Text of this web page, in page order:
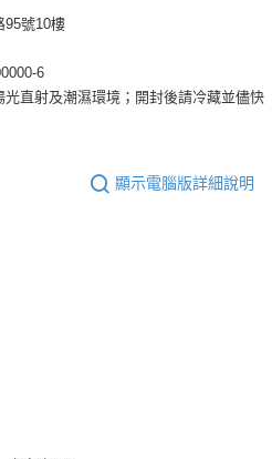
95號10樓
6
直射及潮濕環境；開封後請冷藏並儘快
顯示電腦版詳細說明